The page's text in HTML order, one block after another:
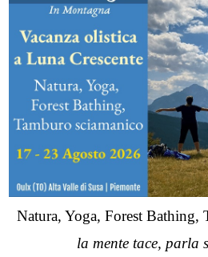
Natura, Yoga, Forest Bathing,
la mente tace, parla